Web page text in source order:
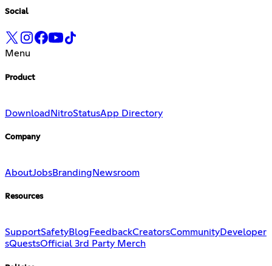
Social
Menu
Product
Download NitroStatusApp Directory
Company
AboutJobsBranding Newsroom
Resources
SupportSafetyBlog FeedbackCreatorsCommunityDeveloper
sQuestsOfficial 3rd Party Merch